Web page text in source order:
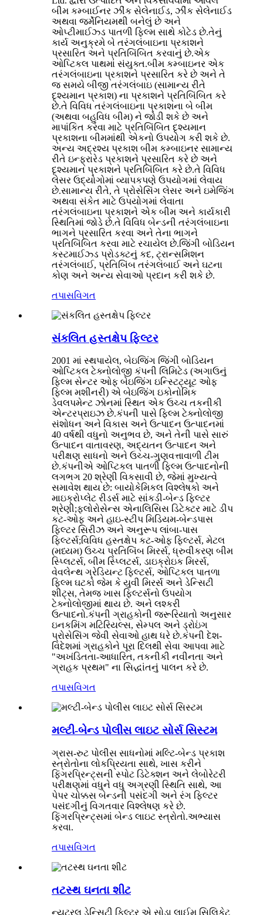
બીમ કમ્બાઈનર ઝીંક સેલેનાઈડ, ઝીંક સેલેનાઈડ
અથવા જર્મેનિયમથી બનેલું છે અને
ઓપ્ટીમાઈઝ્ડ પાતળી ફિલ્મ સાથે કોટેડ છે.તેનું
કાર્ય અનુક્રમે બે તરંગલંબાઇના પ્રકાશને
પ્રસારિત અને પ્રતિબિંબિત કરવાનું છે.એક
ઓપ્ટિકલ પાથમાં સંયુક્ત.બીમ કમ્બાઇનર એક
તરંગલંબાઇના પ્રકાશને પ્રસારિત કરે છે અને તે
જ સમયે બીજી તરંગલંબાઇ (સામાન્ય રીતે
દૃશ્યમાન પ્રકાશ) ના પ્રકાશને પ્રતિબિંબિત કરે
છે.તે વિવિધ તરંગલંબાઇના પ્રકાશના બે બીમ
(અથવા બહુવિધ બીમ) ને જોડી શકે છે અને
માપાંકિત કરવા માટે પ્રતિબિંબિત દૃશ્યમાન
પ્રકાશના બીમમાંથી એકનો ઉપયોગ કરી શકે છે.
અન્ય અદ્રશ્ય પ્રકાશ બીમ કમ્બાઇનર સામાન્ય
રીતે ઇન્ફ્રારેડ પ્રકાશને પ્રસારિત કરે છે અને
દૃશ્યમાન પ્રકાશને પ્રતિબિંબિત કરે છે.તે વિવિધ
લેસર ઉદ્યોગોમાં વ્યાપકપણે ઉપયોગમાં લેવાય
છે.સામાન્ય રીતે, તે પ્રોસેસિંગ લેસર અને ઇમેજિંગ
અથવા સંકેત માટે ઉપયોગમાં લેવાતા
તરંગલંબાઇના પ્રકાશને એક બીમ અને કાર્યકારી
સ્થિતિમાં જોડે છે.તે વિવિધ બેન્ડની તરંગલંબાઇના
ભાગને પ્રસારિત કરવા અને તેના ભાગને
પ્રતિબિંબિત કરવા માટે રચાયેલ છે.જિંગી બોડિયન
કસ્ટમાઈઝ્ડ પ્રોડક્ટનું કદ, ટ્રાન્સમિશન
તરંગલંબાઈ, પ્રતિબિંબ તરંગલંબાઈ અને ઘટના
કોણ અને અન્ય સેવાઓ પ્રદાન કરી શકે છે.
તપાસવિગત
સંકલિત હસ્તક્ષેપ ફિલ્ટર
2001 માં સ્થપાયેલ, બેઇજિંગ જિંગી બોડિયન
ઓપ્ટિકલ ટેક્નોલોજી કંપની લિમિટેડ (અગાઉનું
ફિલ્મ સેન્ટર ઓફ બેઇજિંગ ઇન્સ્ટિટ્યૂટ ઓફ
ફિલ્મ મશીનરી) એ બેઇજિંગ ઇકોનોમિક
ડેવલપમેન્ટ ઝોનમાં સ્થિત એક ઉચ્ચ તકનીકી
એન્ટરપ્રાઇઝ છે.કંપની પાસે ફિલ્મ ટેક્નોલોજી
સંશોધન અને વિકાસ અને ઉત્પાદન ઉત્પાદનમાં
40 વર્ષથી વધુનો અનુભવ છે, અને તેની પાસે સારું
ઉત્પાદન વાતાવરણ, અદ્યતન ઉત્પાદન અને
પરીક્ષણ સાધનો અને ઉચ્ચ-ગુણવત્તાવાળી ટીમ
છે.કંપનીએ ઓપ્ટિકલ પાતળી ફિલ્મ ઉત્પાદનોની
લગભગ 20 શ્રેણી વિકસાવી છે, જેમાં મુખ્યત્વે
સમાવેશ થાય છે: બાયોકેમિકલ વિશ્લેષકો અને
માઇક્રોપ્લેટ રીડર્સ માટે સાંકડી-બેન્ડ ફિલ્ટર
શ્રેણી;ફ્લોરોસેન્સ એનાલિસિસ ડિટેક્ટર માટે ડીપ
કટ-ઓફ અને હાઇ-સ્ટીપ મિડિયમ-બેન્ડપાસ
ફિલ્ટર સિરીઝ અને અનુરૂપ લાંબા-પાસ
ફિલ્ટર્સ;વિવિધ હસ્તક્ષેપ કટ-ઓફ ફિલ્ટર્સ, મેટલ
(મધ્યમ) ઉચ્ચ પ્રતિબિંબ મિરર્સ, ધ્રુવીકરણ બીમ
સ્પ્લિટર્સ, બીમ સ્પ્લિટર્સ, ડાઇક્રોઇક મિરર્સ,
વેવલેન્થ ગ્રેડિયન્ટ ફિલ્ટર્સ, ઓપ્ટિકલ પાતળા
ફિલ્મ ઘટકો જેમ કે યુવી મિરર્સ અને ડેન્સિટી
શીટ્સ, તેમજ ખાસ ફિલ્ટર્સનો ઉપયોગ
ટેક્નોલોજીમાં થાય છે. અને લશ્કરી
ઉત્પાદનો.કંપની ગ્રાહકોની જરૂરિયાતો અનુસાર
ઇનકમિંગ મટિરિયલ્સ, સેમ્પલ અને ડ્રોઇંગ
પ્રોસેસિંગ જેવી સેવાઓ હાથ ધરે છે.કંપની દેશ-
વિદેશમાં ગ્રાહકોને પૂરા દિલથી સેવા આપવા માટે
"અખંડિતતા-આધારિત, તકનીકી નવીનતા અને
ગ્રાહક પ્રથમ" ના સિદ્ધાંતનું પાલન કરે છે.
તપાસવિગત
મલ્ટી-બેન્ડ પોલીસ લાઇટ સોર્સ સિસ્ટમ
ગ્રાસ-રુટ પોલીસ સાધનોમાં મલ્ટિ-બેન્ડ પ્રકાશ
સ્ત્રોતોના લોકપ્રિયતા સાથે, ખાસ કરીને
ફિંગરપ્રિન્ટ્સની સ્પોટ ડિટેક્શન અને લેબોરેટરી
પરીક્ષણમાં વધુને વધુ અગ્રણી સ્થિતિ સાથે, આ
પેપર ચોક્કસ બેન્ડની પસંદગી અને રંગ ફિલ્ટર
પસંદગીનું વિગતવાર વિશ્લેષણ કરે છે.
ફિંગરપ્રિન્ટ્સમાં બેન્ડ લાઇટ સ્ત્રોતો.અભ્યાસ
કરવા.
તપાસવિગત
તટસ્થ ઘનતા શીટ
ન્યુટ્રલ ડેન્સિટી ફિલ્ટર એ સોડા લાઈમ સિલિકેટ